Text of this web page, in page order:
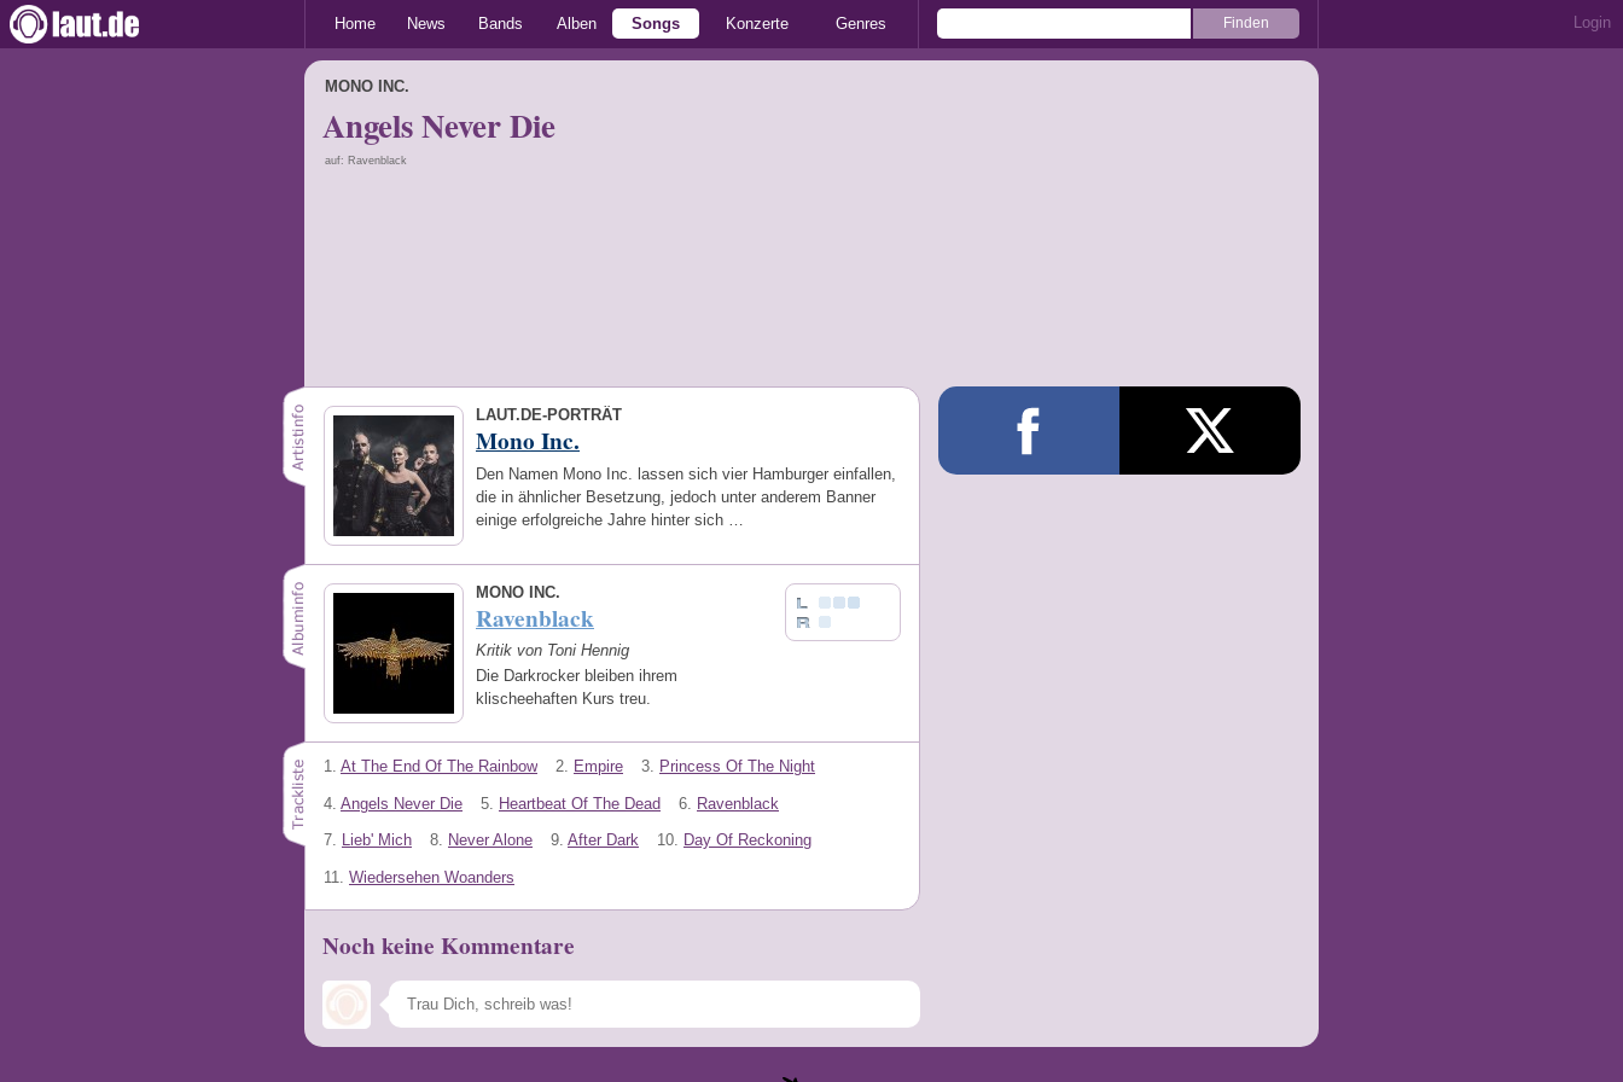
Home News Bands Alben Songs Konzerte Genres Login
MONO INC.
Angels Never Die
auf: Ravenblack
LAUT.DE-PORTRÄT
Mono Inc.
Den Namen Mono Inc. lassen sich vier Hamburger einfallen,
die in ähnlicher Besetzung, jedoch unter anderem Banner
einige erfolgreiche Jahre hinter sich …
MONO INC.
Ravenblack
Kritik von Toni Hennig
Die Darkrocker bleiben ihrem
klischeehaften Kurs treu.
1. At The End Of The Rainbow 2. Empire 3. Princess Of The Night
4. Angels Never Die 5. Heartbeat Of The Dead 6. Ravenblack
7. Lieb' Mich 8. Never Alone 9. After Dark 10. Day Of Reckoning
11. Wiedersehen Woanders
Noch keine Kommentare
Speichern